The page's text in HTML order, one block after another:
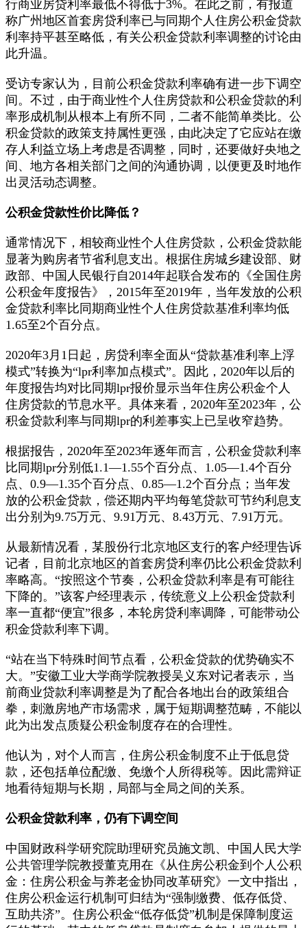
行商业房贷利率最低不得低于3%。在此之前，有报道
称广州地区首套房贷利率已与同期个人住房公积金贷款
利率持平甚至略低，有关公积金贷款利率调整的讨论由
此升温。
受访专家认为，目前公积金贷款利率确有进一步下调空
间。不过，由于商业性个人住房贷款和公积金贷款的利
率形成机制从根本上有所不同，二者不能简单类比。公
积金贷款的政策支持属性更强，由此决定了它应站在缴
存人利益立场上考虑是否调整，同时，还要做好央地之
间、地方各相关部门之间的沟通协调，以便更及时地作
出灵活动态调整。
公积金贷款性价比降低？
通常情况下，相较商业性个人住房贷款，公积金贷款能
显著为购房者节省利息支出。根据住房城乡建设部、财
政部、中国人民银行自2014年起联合发布的《全国住房
公积金年度报告》，2015年至2019年，当年发放的公积
金贷款利率比同期商业性个人住房贷款基准利率均低
1.65至2个百分点。
2020年3月1日起，房贷利率全面从“贷款基准利率上浮
模式”转换为“lpr利率加点模式”。因此，2020年以后的
年度报告均对比同期lpr报价显示当年住房公积金个人
住房贷款的节息水平。具体来看，2020年至2023年，公
积金贷款利率与同期lpr的利差事实上已呈收窄趋势。
根据报告，2020年至2023年逐年而言，公积金贷款利率
比同期lpr分别低1.1—1.55个百分点、1.05—1.4个百分
点、0.9—1.35个百分点、0.85—1.2个百分点；当年发
放的公积金贷款，偿还期内平均每笔贷款可节约利息支
出分别为9.75万元、9.91万元、8.43万元、7.91万元。
从最新情况看，某股份行北京地区支行的客户经理告诉
记者，目前北京地区的首套房贷利率仍比公积金贷款利
率略高。“按照这个节奏，公积金贷款利率是有可能往
下降的。”该客户经理表示，传统意义上公积金贷款利
率一直都“便宜”很多，本轮房贷利率调降，可能带动公
积金贷款利率下调。
“站在当下特殊时间节点看，公积金贷款的优势确实不
大。”安徽工业大学商学院教授吴义东对记者表示，当
前商业贷款利率调整是为了配合各地出台的政策组合
拳，刺激房地产市场需求，属于短期调整范畴，不能以
此为出发点质疑公积金制度存在的合理性。
他认为，对个人而言，住房公积金制度不止于低息贷
款，还包括单位配缴、免缴个人所得税等。因此需辩证
地看待短期与长期，局部与全局之间的关系。
公积金贷款利率，仍有下调空间
中国财政科学研究院助理研究员施文凯、中国人民大学
公共管理学院教授董克用在《从住房公积金到个人公积
金：住房公积金与养老金协同改革研究》一文中指出，
住房公积金运行机制可归结为“强制缴费、低存低贷、
互助共济”。住房公积金“低存低贷”机制是保障制度运